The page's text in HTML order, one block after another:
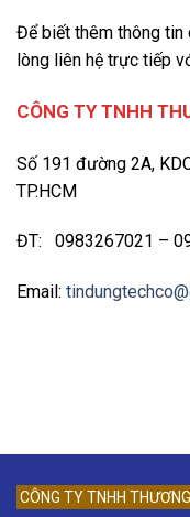
Để biết thêm thông tin
lòng liên hệ trực tiếp
CÔNG TY TNHH
Số 191 đường 2A,
TP.HCM
ĐT: 0983267021 –
Email:
CÔNG TY TNHH